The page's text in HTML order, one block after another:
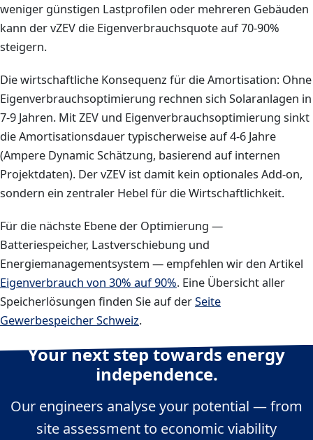
weniger günstigen Lastprofilen oder mehreren Gebäuden
kann der vZEV die Eigenverbrauchsquote auf 70-90%
steigern.
Die wirtschaftliche Konsequenz für die Amortisation: Ohne
Eigenverbrauchsoptimierung rechnen sich Solaranlagen in
7-9 Jahren. Mit ZEV und Eigenverbrauchsoptimierung sinkt
die Amortisationsdauer typischerweise auf 4-6 Jahre
(Ampere Dynamic Schätzung, basierend auf internen
Projektdaten). Der vZEV ist damit kein optionales Add-on,
sondern ein zentraler Hebel für die Wirtschaftlichkeit.
Für die nächste Ebene der Optimierung —
Batteriespeicher, Lastverschiebung und
Energiemanagementsystem — empfehlen wir den Artikel
Eigenverbrauch von 30% auf 90%. Eine Übersicht aller
Speicherlösungen finden Sie auf derSeite
Gewerbespeicher Schweiz.
Your next step towards energy
independence.
Our engineers analyse your potential — from
site assessment to economic viability